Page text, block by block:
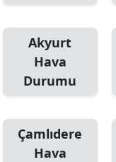
Akyurt
Hava
Durumu
Çamlıdere
Hava